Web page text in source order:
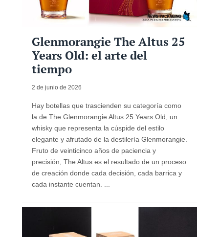
Glenmorangie The Altus 25
Years Old: el arte del
tiempo
2 de junio de 2026
Hay botellas que trascienden su categoría como
la de The Glenmorangie Altus 25 Years Old, un
whisky que representa la cúspide del estilo
elegante y afrutado de la destilería Glenmorangie.
Fruto de veinticinco años de paciencia y
precisión, The Altus es el resultado de un proceso
de creación donde cada decisión, cada barrica y
cada instante cuentan. ...